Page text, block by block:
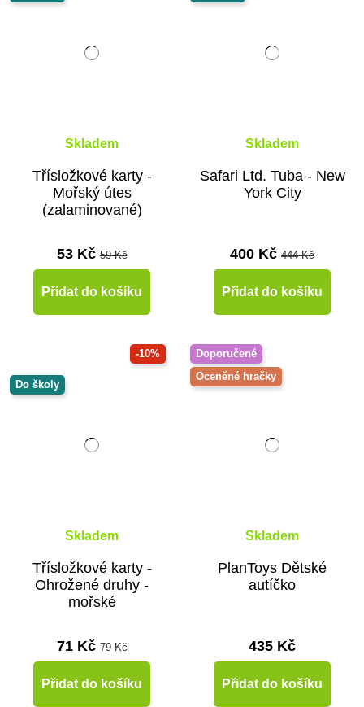
Skladem
Třísložkové karty -
Mořský útes
(zalaminované)
53 Kč59 Kč
Přidat do košíku
Skladem
Safari Ltd. Tuba - New
York City
400 Kč 444 Kč
Přidat do košíku
-10%
Do školy
Skladem
Třísložkové karty -
Ohrožené druhy -
mořské
71 Kč79 Kč
Přidat do košíku
Doporučené
Oceněné hračky
Skladem
PlanToys Dětské
autíčko
435 Kč
Přidat do košíku